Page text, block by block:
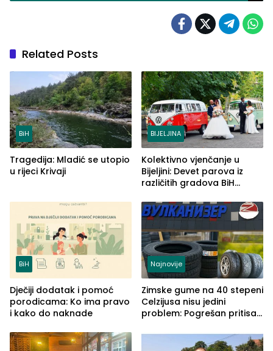
Related Posts
BiH
Tragedija: Mladić se utopio
u rijeci Krivaji
BIJELJINA
Kolektivno vjenčanje u
Bijeljini: Devet parova iz
različitih gradova BiH
BiH
Dječiji dodatak i pomoć
porodicama: Ko ima pravo
i kako do naknade
Najnovije
Zimske gume na 40 stepeni
Celzijusa nisu jedini
problem: Pogrešan pritisak